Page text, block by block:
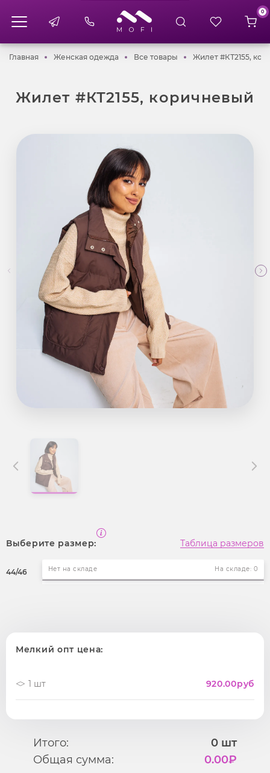
0
ГлавнаяГлавнаяЖенская одежда Женская одежда
Все товары Все товары
Жилет #КТ2155,
Жилет #КТ2155, коричневый
Выберите размер: Таблица размеров
44/46 Нет на складе На складе: 0
Мелкий опт цена:
1 шт 920.00руб
Итого: 0 шт
Общая сумма:
0.00₽